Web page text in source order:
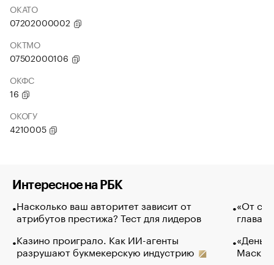
ОКАТО
07202000002
ОКТМО
07502000106
ОКФС
16
ОКОГУ
4210005
Интересное на РБК
Насколько ваш авторитет зависит от
атрибутов престижа? Тест для лидеров
Казино проиграло. Как ИИ-агенты
разрушают букмекерскую индустрию
«От
глава
Маск в